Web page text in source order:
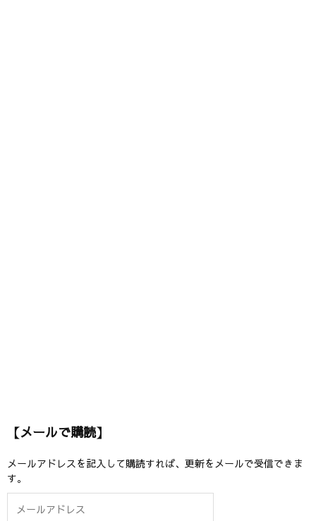
【メールで購読】
メールアドレスを記入して購読すれば、更新をメールで受信できま
す。